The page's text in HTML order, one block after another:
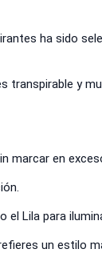
ha sido
y
marcar en
el Lila para
un estilo